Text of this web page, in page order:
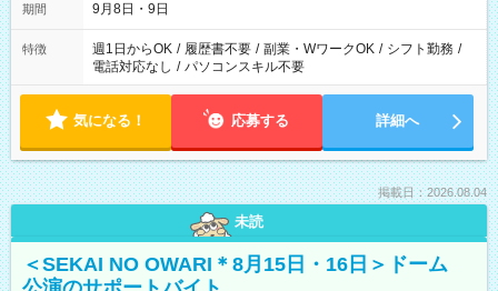
期間 9月8日・9日
特徴 週1日からOK / 履歴書不要 / 副業・WワークOK / シフト勤務 /
電話対応なし / パソコンスキル不要
気になる！ 応募する 詳細へ
掲載日：2026.08.04
未読
＜SEKAI NO OWARI＊8月15日・16日＞ドーム